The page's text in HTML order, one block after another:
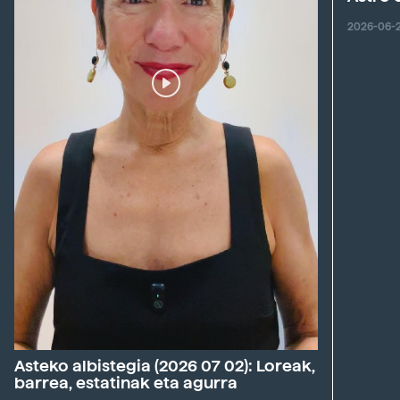
Asteko albistegia (2026 07 02): Loreak,
barrea, estatinak eta agurra
2026-06-